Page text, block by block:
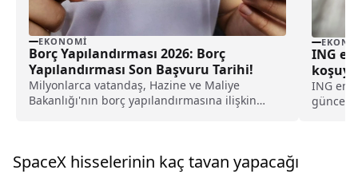
EKONOMI
Borç Yapılandırması 2026: Borç
Yapılandırması Son Başvuru Tarihi!
Milyonlarca vatandaş, Hazine ve Maliye
Bakanlığı'nın borç yapılandırmasına ilişkin
ING
fırsat!
ING
SpaceX hisselerinin kaç tavan yapacağı